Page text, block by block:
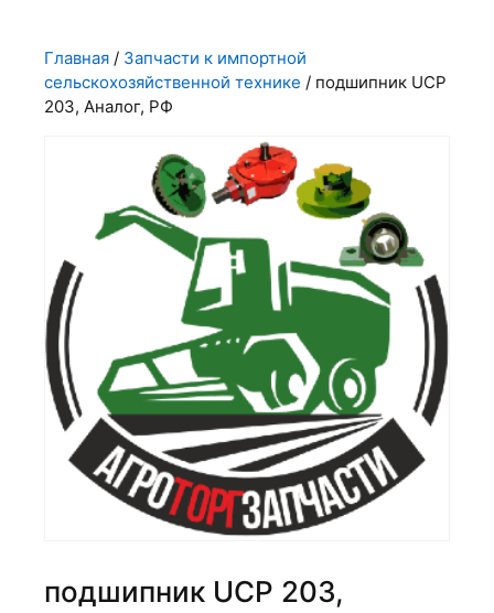
Главная / Запчасти к импортной
сельскохозяйственной технике / подшипник UCP
203, Аналог, РФ
подшипник UCP 203,